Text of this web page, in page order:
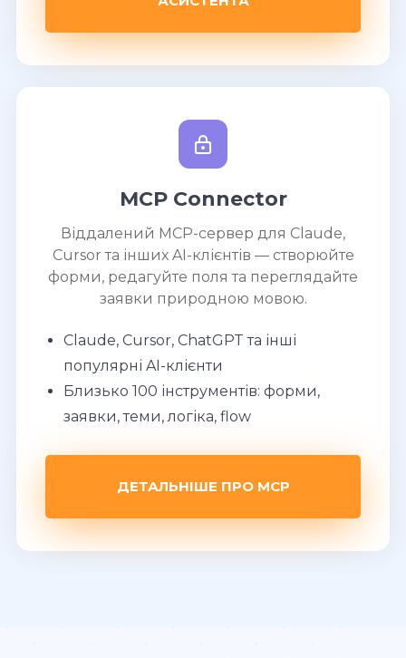
MCP Connector
Віддалений MCP-сервер для Claude,
Cursor та інших AI-клієнтів — створюйте
форми, редагуйте поля та переглядайте
заявки природною мовою.
Claude, Cursor, ChatGPT та інші
популярні AI-клієнти
Близько 100 інструментів: форми,
заявки, теми, логіка, flow
ДЕТАЛЬНІШЕ ПРО MCP